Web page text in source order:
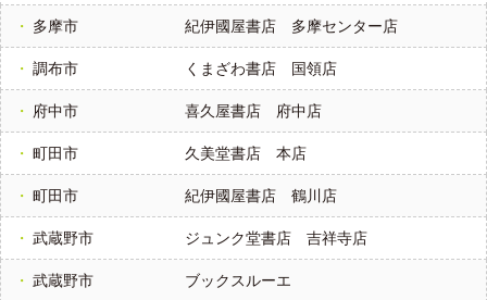
多摩市 紀伊國屋書店 多摩センター店
調布市 くまざわ書店 国領店
府中市 喜久屋書店 府中店
町田市 久美堂書店 本店
町田市 紀伊國屋書店 鶴川店
武蔵野市 ジュンク堂書店 吉祥寺店
武蔵野市 ブックスルーエ